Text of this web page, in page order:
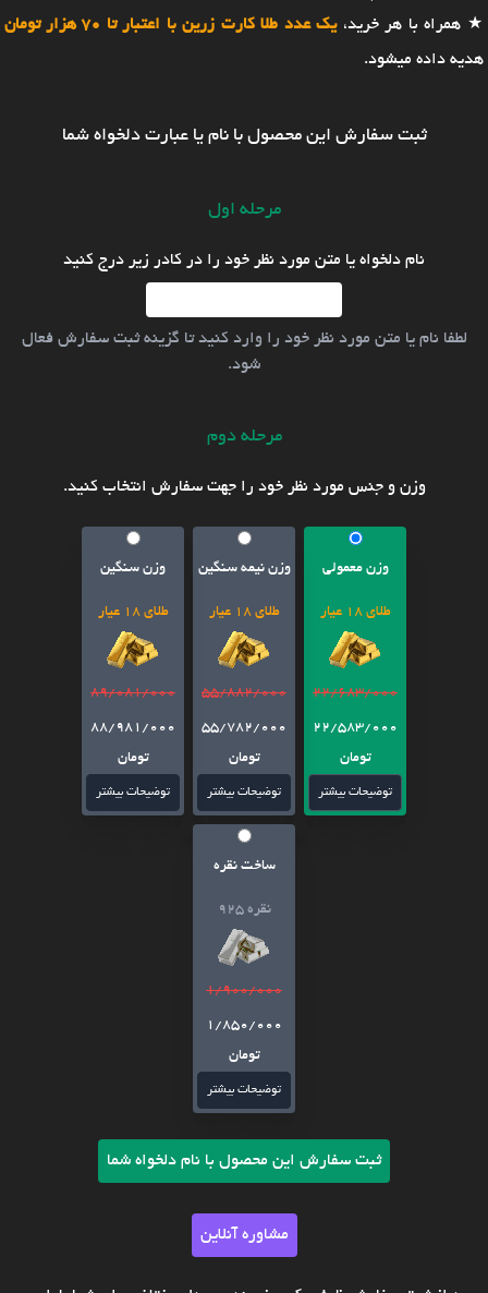
★ همراه با هر خرید،یک عدد طلا کارت زرین با اعتبار تا 70 هزار تومان
هدیه داده میشود.
ثبت سفارش این محصول با نام یا عبارت دلخواه شما
مرحله اول
نام دلخواه یا متن مورد نظر خود را در کادر زیر درج کنید
لطفا نام یا متن مورد نظر خود را وارد کنید تا گزینه ثبت سفارش فعال
شود.
مرحله دوم
وزن و جنس مورد نظر خود را جهت سفارش انتخاب کنید.
وزن معمولی
طلای 18 عیار
22/683/000
22/583/000
تومان
توضیحات بیشتر
وزن نیمه سنگین
طلای 18 عیار
55/882/000
55/782/000
تومان
توضیحات بیشتر
وزن سنگین
طلای 18 عیار
89/081/000
88/981/000
تومان
توضیحات بیشتر
ساخت نقره
نقره 925
1/900/000
1/850/000
تومان
توضیحات بیشتر
ثبت سفارش این محصول با نام دلخواه شما
مشاوره آنلاین